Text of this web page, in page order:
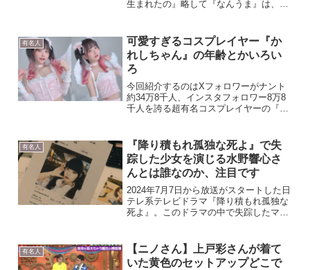
生まれたの』略して『なんうま』は、も
題作です。今回『なんうま』で注目する
のは高校時代のサ...
有名人
可愛すぎるコスプレイヤー『か
れしちゃん』の年齢とかいろい
ろ
今回紹介するのはXフォロワーがナント
約34万8千人、インスタフォロワー8万8
千人を誇る超有名コスプレイヤーの『か
バンバン掲載されたりネット番組やラジ
オまで各所で大活躍。...
有名人
『降り積もれ孤独な死よ』で失
踪した少女を演じる水野響心さ
んとは誰なのか、注目です
2024年7月7日から放送がスタートした日
テレ系テレビドラマ『降り積もれ孤独な
死よ』。このドラマの中で失踪したマル
れ孤独な死よ』はhuluで過去放送話が見
放題で配信され...
有名人
【ニノさん】上戸彩さんが着て
いた黄色のセットアップどこで